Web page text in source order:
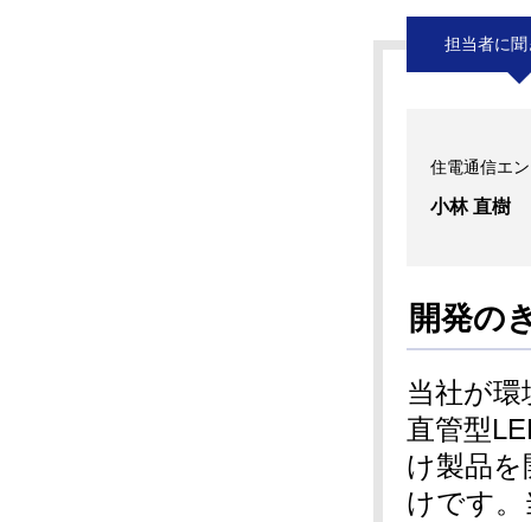
担当者に
住電通信エ
小林 直樹
開発の
当社が
直管型
け製品
けです